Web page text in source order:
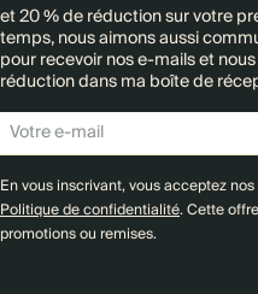
et 20 % de réduction sur votre
temps, nous aimons aussi
pour recevoir nos e-mails et
réduction dans ma boîte de
En vous inscrivant, vous acceptez nos
Politique de confidentialité. Cette
promotions ou remises.